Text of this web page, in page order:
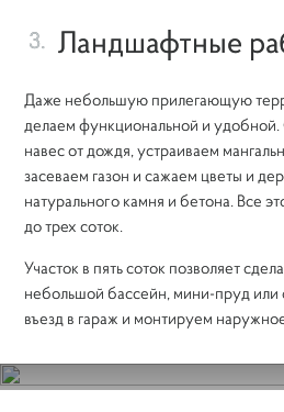
3. Ландшафтные
Даже небольшую прилегающую
делаем функциональной и удобной.
навес от дождя, устраиваем
засеваем газон и сажаем цветы и
натурального камня и бетона. Все
до трех соток.
Участок в пять соток позволяет
небольшой бассейн, мини-пруд или
въезд в гараж и монтируем
ПОРТФОЛИО : ТАУНХАУС В